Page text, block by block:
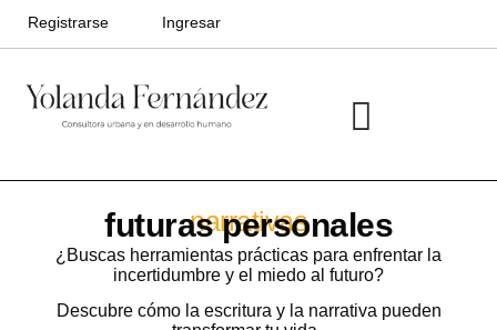
Registrarse Ingresar
narrativas
futuras personales
¿Buscas herramientas prácticas para enfrentar la
incertidumbre y el miedo al futuro?
Descubre cómo la escritura y la narrativa pueden